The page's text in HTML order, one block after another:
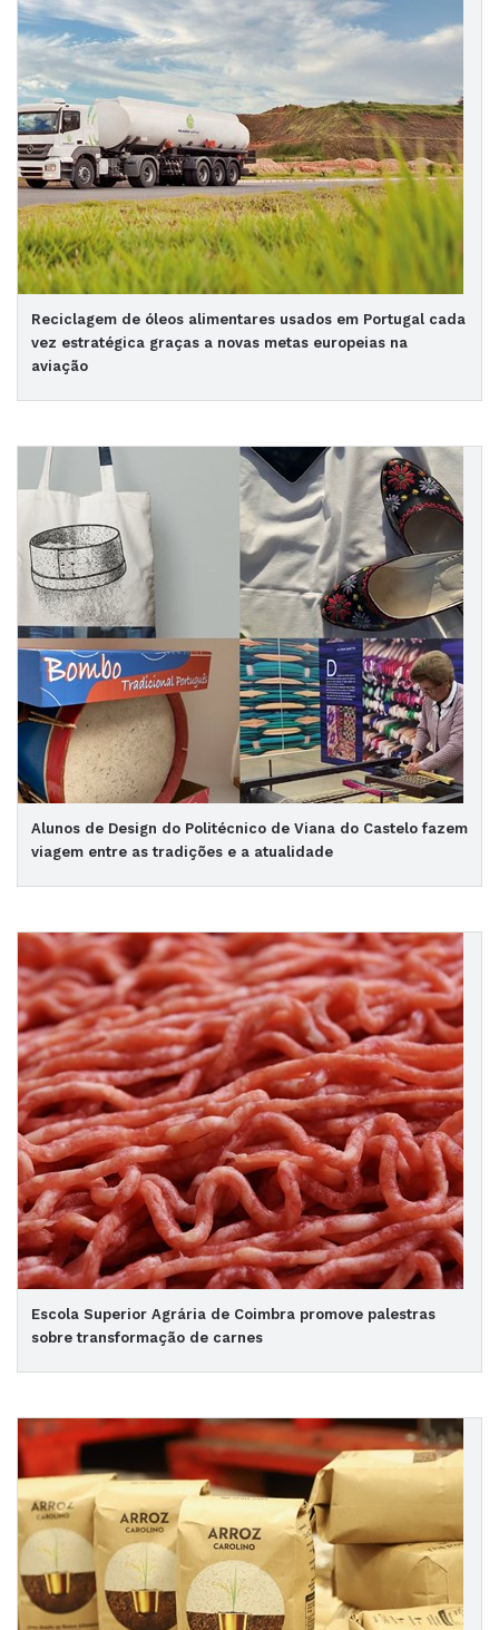
Reciclagem de óleos alimentares usados em Portugal cada
vez estratégica graças a novas metas europeias na
aviação
Alunos de Design do Politécnico de Viana do Castelo fazem
viagem entre as tradições e a atualidade
Escola Superior Agrária de Coimbra promove palestras
sobre transformação de carnes